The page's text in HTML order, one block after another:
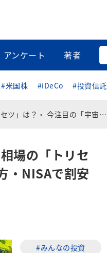
アンケート 著者
#米国株 #iDeCo #投資信託
ンド選び方・NISAで割安高配当な中小型株
場の「トリセ
・NISAで割安
#みんなの投資